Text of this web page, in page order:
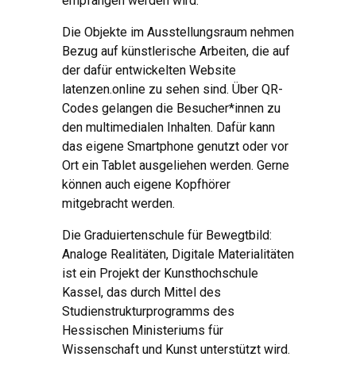
Die Objekte im Ausstellungsraum nehmen
Bezug auf künstlerische Arbeiten, die auf
der dafür entwickelten Website
latenzen.online zu sehen sind. Über QR-
Codes gelangen die Besucher*innen zu
den multimedialen Inhalten. Dafür kann
das eigene Smartphone genutzt oder vor
Ort ein Tablet ausgeliehen werden. Gerne
können auch eigene Kopfhörer
mitgebracht werden.
Die Graduiertenschule für Bewegtbild:
Analoge Realitäten, Digitale Materialitäten
ist ein Projekt der Kunsthochschule
Kassel, das durch Mittel des
Studienstrukturprogramms des
Hessischen Ministeriums für
Wissenschaft und Kunst unterstützt wird.